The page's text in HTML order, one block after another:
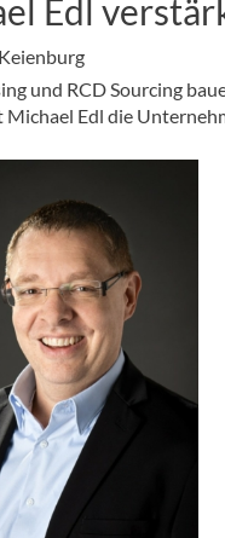
Edl
und RCD Sourcing
Edl die